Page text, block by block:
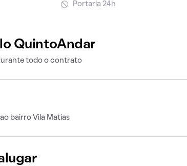
Portaria 24h
QuintoAndar
todo o contrato
bairro Vila Matias